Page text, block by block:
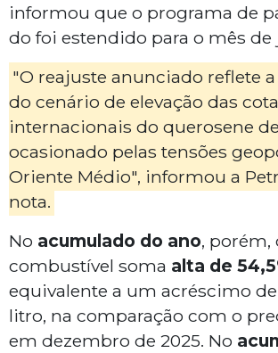
informou que o programa de
do foi estendido para o mês de
"O reajuste anunciado reflete
do cenário de elevação das
internacionais do querosene
ocasionado pelas tensões
Oriente Médio", informou a
nota.
No acumulado do ano, porém,
combustível soma alta de
equivalente a um acréscimo de
litro, na comparação com o
em dezembro de 2025. No